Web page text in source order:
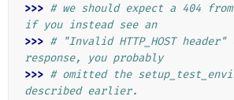
>>> # we should expect a 404
if you instead see an
>>> # "Invalid HTTP_HOST
response, you probably
>>> # omitted the
described earlier.